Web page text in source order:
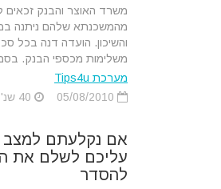
משרד האוצר והבנק זכאים
מהמשכנתא שלהם ניתנה
והשיכון. הועדה דנה בכל
משלימות מכספי הבנק.
מערכת Tips4u
אם נקלעתם למצב
עליכם לשלם את
להסדר